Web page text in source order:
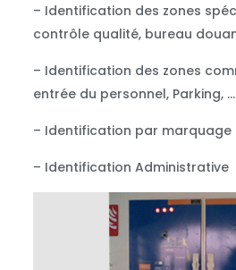
– Identification des zones
contrôle qualité, bureau
– Identification des zones
entrée du personnel, Parking, …
– Identification par marquage
– Identification Administrative